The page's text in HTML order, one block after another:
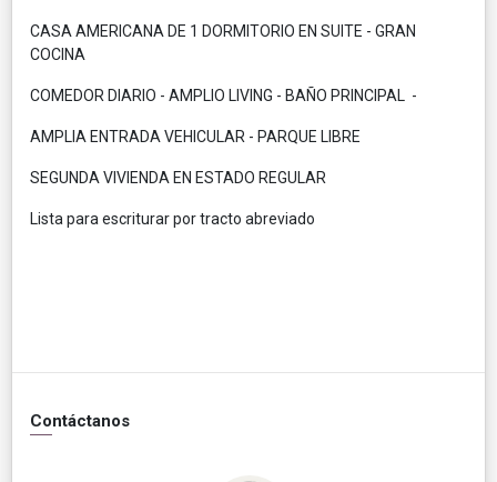
CASA AMERICANA DE 1 DORMITORIO EN SUITE - GRAN
COCINA
COMEDOR DIARIO - AMPLIO LIVING - BAÑO PRINCIPAL -
AMPLIA ENTRADA VEHICULAR - PARQUE LIBRE
SEGUNDA VIVIENDA EN ESTADO REGULAR
Lista para escriturar por tracto abreviado
Contáctanos